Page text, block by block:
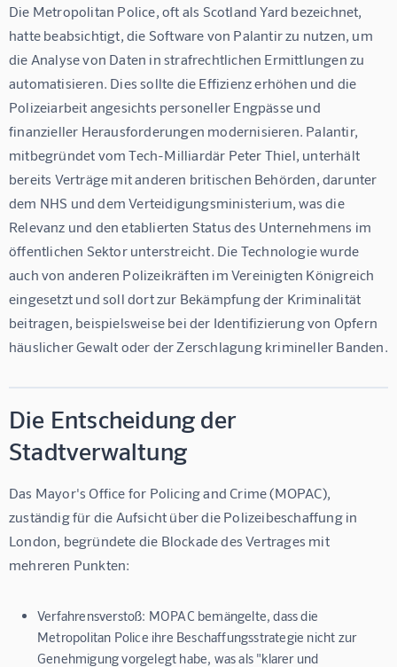
Die Metropolitan Police, oft als Scotland Yard bezeichnet,
hatte beabsichtigt, die Software von Palantir zu nutzen, um
die Analyse von Daten in strafrechtlichen Ermittlungen zu
automatisieren. Dies sollte die Effizienz erhöhen und die
Polizeiarbeit angesichts personeller Engpässe und
finanzieller Herausforderungen modernisieren. Palantir,
mitbegründet vom Tech-Milliardär Peter Thiel, unterhält
bereits Verträge mit anderen britischen Behörden, darunter
dem NHS und dem Verteidigungsministerium, was die
Relevanz und den etablierten Status des Unternehmens im
öffentlichen Sektor unterstreicht. Die Technologie wurde
auch von anderen Polizeikräften im Vereinigten Königreich
eingesetzt und soll dort zur Bekämpfung der Kriminalität
beitragen, beispielsweise bei der Identifizierung von Opfern
häuslicher Gewalt oder der Zerschlagung krimineller Banden.
Die Entscheidung der
Stadtverwaltung
Das Mayor's Office for Policing and Crime (MOPAC),
zuständig für die Aufsicht über die Polizeibeschaffung in
London, begründete die Blockade des Vertrages mit
mehreren Punkten:
Verfahrensverstoß: MOPAC bemängelte, dass die
Metropolitan Police ihre Beschaffungsstrategie nicht zur
Genehmigung vorgelegt habe, was als "klarer und